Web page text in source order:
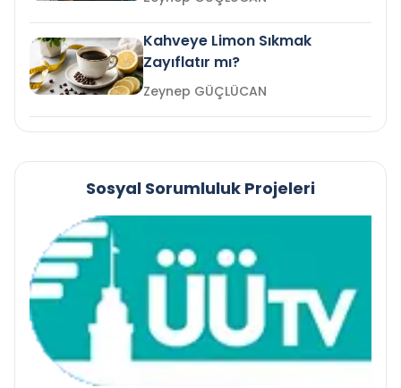
Kahveye Limon Sıkmak
Zayıflatır mı?
Zeynep GÜÇLÜCAN
Sosyal Sorumluluk Projeleri